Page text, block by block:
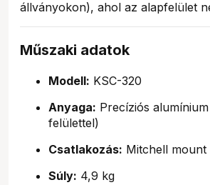
állványokon), ahol az alapfelület
Műszaki adatok
Modell: KSC-320
Anyaga: Precíziós
felülettel)
Csatlakozás: Mitchell mount
Súly: 4,9 kg